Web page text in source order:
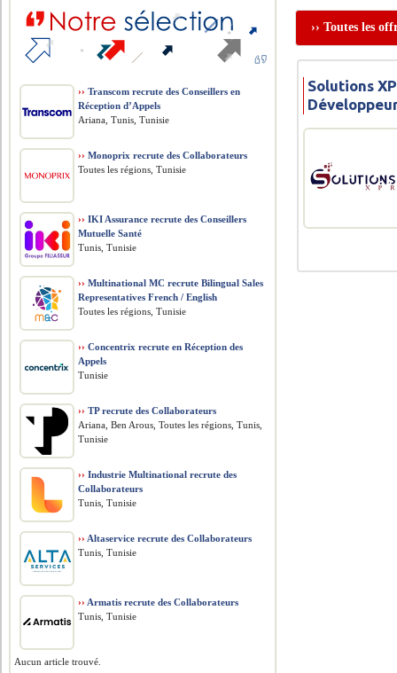
›› Toutes les
Solutions
›› Transcom recrute des Conseillers en
Réception d’Appels
Ariana, Tunis, Tunisie
›› Monoprix recrute des Collaborateurs
Toutes les régions, Tunisie
›› IKI Assurance recrute des Conseillers
Mutuelle Santé
Tunis, Tunisie
›› Multinational MC recrute Bilingual Sales
Representatives French / English
Toutes les régions, Tunisie
›› Concentrix recrute en Réception des
Appels
Tunisie
›› TP recrute des Collaborateurs
Ariana, Ben Arous, Toutes les régions, Tunis,
Tunisie
›› Industrie Multinational recrute des
Collaborateurs
Tunis, Tunisie
›› Altaservice recrute des Collaborateurs
Tunis, Tunisie
›› Armatis recrute des Collaborateurs
Tunis, Tunisie
Aucun article trouvé.